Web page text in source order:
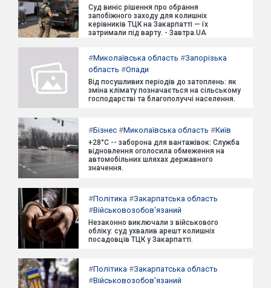
Суд виніс рішення про обрання
запобіжного заходу для колишніх
керівників ТЦК на Закарпатті — їх
затримали під варту. - Завтра.UA
#Миколаївська область #Запорізька
область #Опади
Від посушливих періодів до затоплень: як
зміна клімату позначається на сільському
господарстві та благополуччі населення.
#Бізнес #Миколаївська область #Київ
+28°C -- заборона для вантажівок: Служба
відновлення оголосила обмеження на
автомобільних шляхах державного
значення.
#Політика #Закарпатська область
#Військовозобов'язаний
Незаконно виключали з військового
обліку: суд ухвалив арешт колишніх
посадовців ТЦК у Закарпатті.
#Політика #Закарпатська область
#Військовозобов'язаний